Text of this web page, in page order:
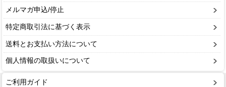
メルマガ申込/停止
特定商取引法に基づく表示
送料とお支払い方法について
個人情報の取扱いについて
ご利用ガイド